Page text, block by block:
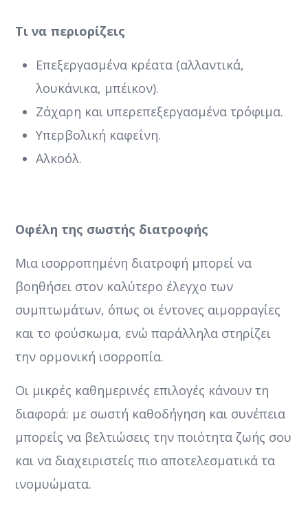
Τι να περιορίζεις
Επεξεργασμένα κρέατα (αλλαντικά,
λουκάνικα, μπέικον).
Ζάχαρη και υπερεπεξεργασμένα τρόφιμα.
Υπερβολική καφεΐνη.
Αλκοόλ.
Οφέλη της σωστής διατροφής
Μια ισορροπημένη διατροφή μπορεί να
βοηθήσει στον καλύτερο έλεγχο των
συμπτωμάτων, όπως οι έντονες αιμορραγίες
και το φούσκωμα, ενώ παράλληλα στηρίζει
την ορμονική ισορροπία.
Οι μικρές καθημερινές επιλογές κάνουν τη
διαφορά: με σωστή καθοδήγηση και συνέπεια
μπορείς να βελτιώσεις την ποιότητα ζωής σου
και να διαχειριστείς πιο αποτελεσματικά τα
ινομυώματα.